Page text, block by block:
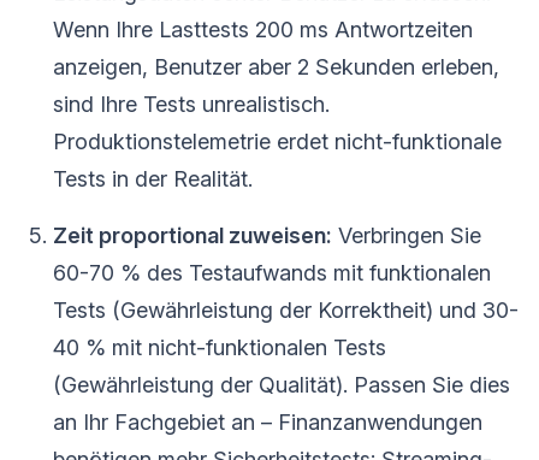
Wenn Ihre Lasttests 200 ms Antwortzeiten
anzeigen, Benutzer aber 2 Sekunden erleben,
sind Ihre Tests unrealistisch.
Produktionstelemetrie erdet nicht-funktionale
Tests in der Realität.
Zeit proportional zuweisen: Verbringen Sie
60-70 % des Testaufwands mit funktionalen
Tests (Gewährleistung der Korrektheit) und 30-
40 % mit nicht-funktionalen Tests
(Gewährleistung der Qualität). Passen Sie dies
an Ihr Fachgebiet an – Finanzanwendungen